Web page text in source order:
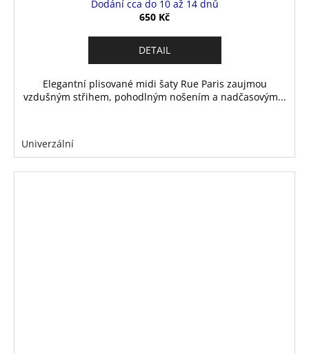
Dodání cca do 10 až 14 dnů
650 Kč
DETAIL
Elegantní plisované midi šaty Rue Paris zaujmou
vzdušným střihem, pohodlným nošením a nadčasovým...
Univerzální